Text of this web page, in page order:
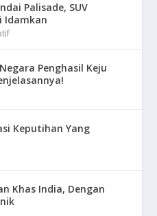
Palisade, SUV
Idamkan
Penghasil Keju
Keputihan Yang
Khas India, Dengan